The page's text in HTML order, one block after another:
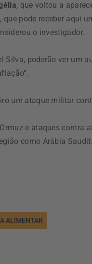
, que voltou a
, que pode receber aqui
o investigador.
Silva, poderão ver um
um ataque militar
e ataques contra
como Arábia
ALIMENTAR